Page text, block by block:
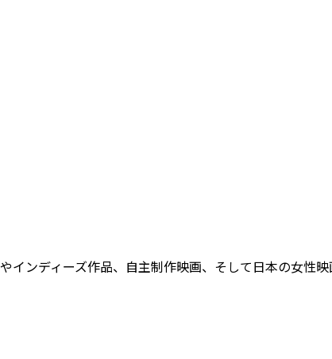
ンディーズ作品、自主制作映画、そして日本の女性